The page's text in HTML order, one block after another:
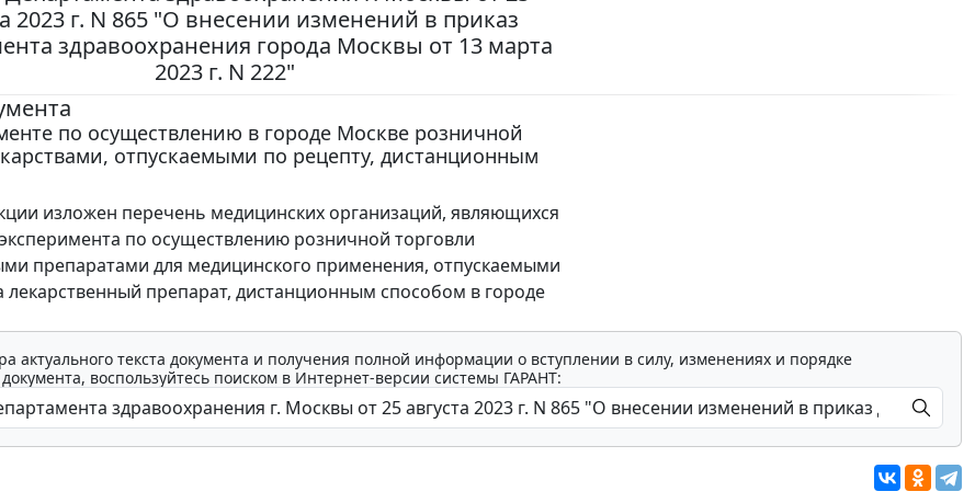
2023 г. N 865 "О внесении изменений в приказ
здравоохранения города Москвы от 13 марта
2023 г. N 222"
по осуществлению в городе Москве розничной
отпускаемыми по рецепту, дистанционным
изложен перечень медицинских организаций, являющихся
по осуществлению розничной торговли
препаратами для медицинского применения, отпускаемыми
лекарственный препарат, дистанционным способом в городе
актуального текста документа и получения полной информации о вступлении в силу, изменениях и порядке
воспользуйтесь поиском в Интернет-версии системы ГАРАНТ: